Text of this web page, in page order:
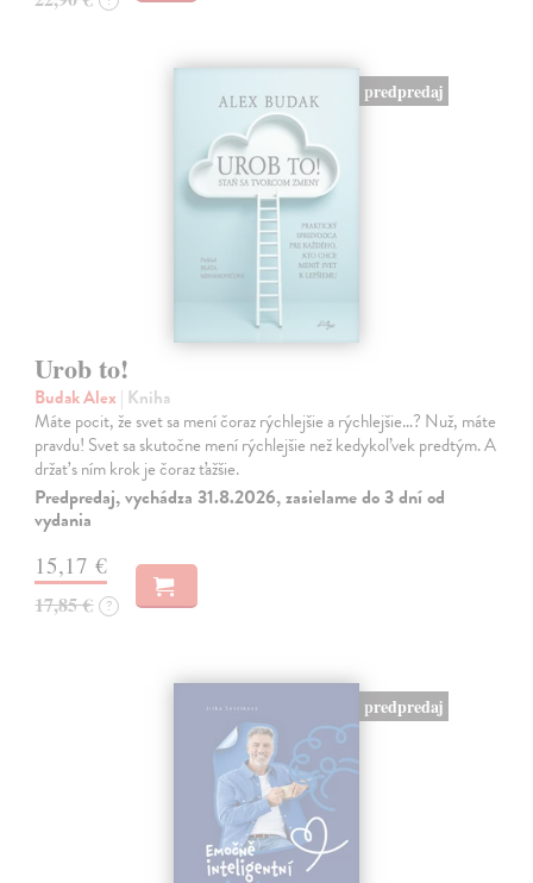
predpredaj
Urob to!
Budak Alex | Kniha
Máte pocit, že svet sa mení čoraz rýchlejšie a rýchlejšie…? Nuž, máte
pravdu! Svet sa skutočne mení rýchlejšie než kedykoľvek predtým. A
držať s ním krok je čoraz ťažšie.
Predpredaj, vychádza 31.8.2026, zasielame do 3 dní od
vydania
15,17 €
17,85 € ?
predpredaj